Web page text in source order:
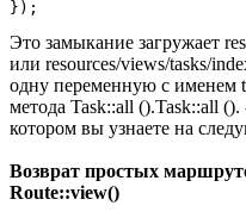
Это замыкание загружает
или resources/views/tasks/
одну переменную с именем
метода Task::all ().Task::all
котором вы узнаете на
Возврат простых
Route::view()